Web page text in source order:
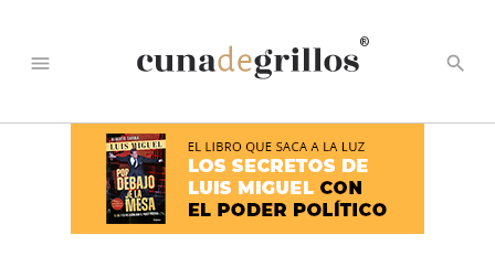
menu
®
search